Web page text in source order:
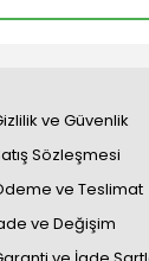
ve Güvenlik
Sözleşmesi
ve Teslimat
ve Değişim